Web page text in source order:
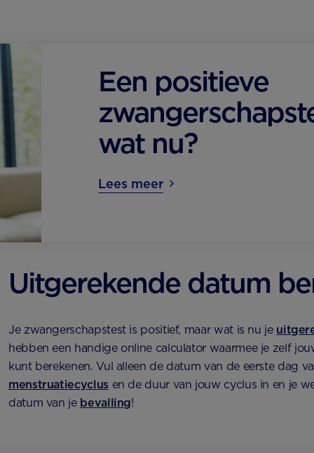
Een positieve
wat nu?
Lees meer
Uitgerekende datum
Je zwangerschapstest is positief, maar wat is nu je
hebben een handige online calculator waarmee je zelf
kunt berekenen. Vul alleen de datum van de eerste dag
menstruatiecyclusen de duur van jouw cyclus in en je
datum van je bevalling!